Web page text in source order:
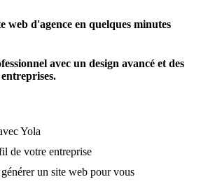
web d'agence en quelques minutes
avec un design avancé et des
Yola
de votre entreprise
un site web pour vous